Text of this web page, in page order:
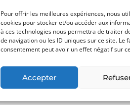
Pour offrir les meilleures expériences, nous
cookies pour stocker et/ou accéder aux
à ces technologies nous permettra de traiter
de navigation ou les ID uniques sur ce site.
consentement peut avoir un effet négatif sur
Accepter